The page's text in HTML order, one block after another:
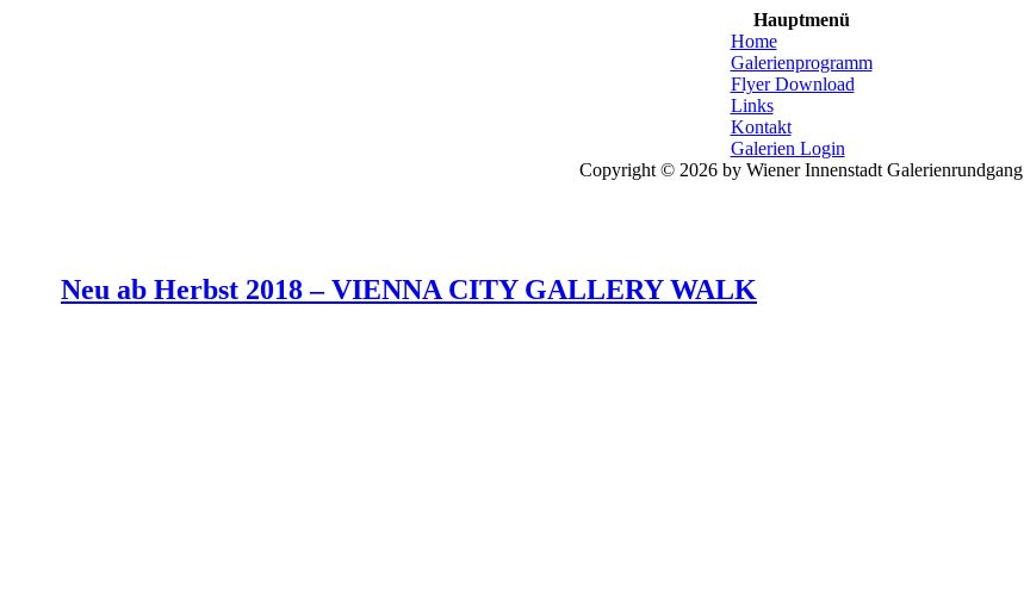
Neu ab Herbst 2018 –VIENNA CITY GALLERY WALK
Hauptmenü
Home
Galerienprogramm
Flyer Download
Links
Kontakt
Galerien Login
Copyright © 2026 by Wiener Innenstadt Galerienrundgang